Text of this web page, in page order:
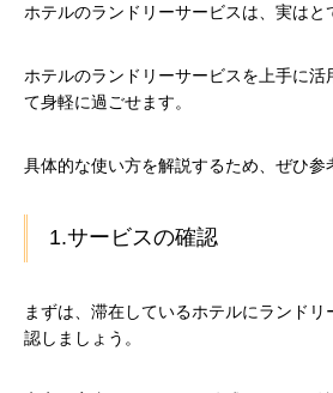
ホテルのランドリーサービスは、実はと
ホテルのランドリーサービスを上手に活
て身軽に過ごせます。
具体的な使い方を解説するため、ぜひ参
1.サービスの確認
まずは、滞在しているホテルにランド
認しましょう。